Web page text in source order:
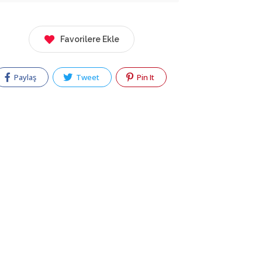
Favorilere Ekle
Paylaş Tweet Pin It